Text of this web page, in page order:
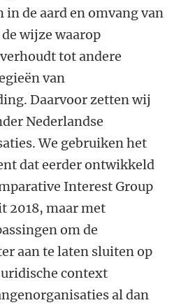
de aard en omvang van
wijze waarop
tot andere
van
Daarvoor zetten wij
Nederlandse
We gebruiken het
dat eerder ontwikkeld
Interest Group
2018, maar met
om de
aan te laten sluiten op
context
al dan